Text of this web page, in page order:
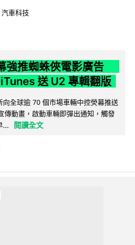
汽車科技
強推蜘蛛俠電影廣告
送 U2 專輯翻版
全球逾 70 個市場車輛中控熒幕推送
傳動畫，啟動車輛即彈出通知，觸發
...
閱讀全文